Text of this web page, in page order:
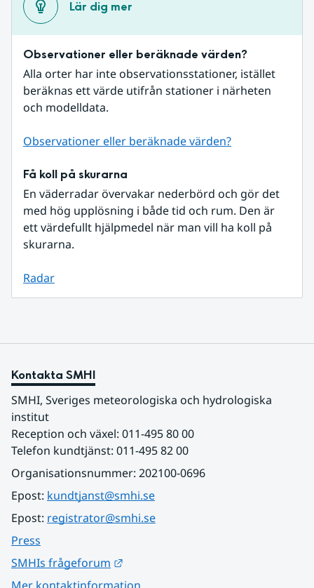
Lär dig mer
Observationer eller beräknade värden?
Alla orter har inte observationsstationer, istället
beräknas ett värde utifrån stationer i närheten
och modelldata.
Observationer eller beräknade värden?
Få koll på skurarna
En väderradar övervakar nederbörd och gör det
med hög upplösning i både tid och rum. Den är
ett värdefullt hjälpmedel när man vill ha koll på
skurarna.
Radar
Kontakta SMHI
SMHI, Sveriges meteorologiska och hydrologiska
institut
Reception och växel: 011-495 80 00
Telefon kundtjänst: 011-495 82 00
Organisationsnummer: 202100-0696
Epost: kundtjanst@smhi.se
Epost: registrator@smhi.se
Press
SMHIs frågeforum